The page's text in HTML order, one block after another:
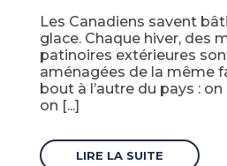
Les Canadiens savent
glace. Chaque hiver, des
patinoires extérieures
aménagées de la même
bout à l’autre du pays :
on [...]
LIRE LA SUITE